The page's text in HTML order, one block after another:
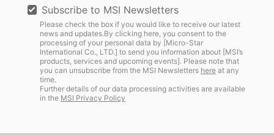
MSI Prestige, що доступна в 13-, 14- і 16-
дюймових варіантах, які ми вважаємо
оптимальним рішення для бізнесу. ▲ Завдяки
декільком варіантам діагоналі екрану серія
MSI Prestige надає сучасному професіоналу
вибір, що поєднує продуктивність,
портативність і зручність щоденного
Subscribe to MSI Newsletters
Please check the box if you would like to receive our latest
news and updates.By clicking here, you consent to the
processing of your personal data by [Micro-Star
International Co., LTD.] to send you information about [MSI’s
products, services and upcoming events]. Please note that
you can unsubscribe from the MSI Newsletters hereat any
time.
Further details of our data processing activities are available
in the MSI Privacy Policy